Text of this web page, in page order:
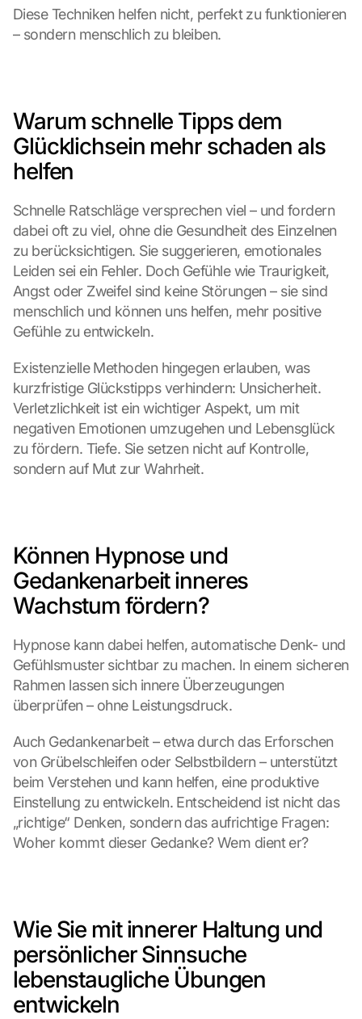
Diese Techniken helfen nicht, perfekt zu funktionieren
– sondern menschlich zu bleiben.
Warum schnelle Tipps dem
Glücklichsein mehr schaden als
helfen
Schnelle Ratschläge versprechen viel – und fordern
dabei oft zu viel, ohne die Gesundheit des Einzelnen
zu berücksichtigen. Sie suggerieren, emotionales
Leiden sei ein Fehler. Doch Gefühle wie Traurigkeit,
Angst oder Zweifel sind keine Störungen – sie sind
menschlich und können uns helfen, mehr positive
Gefühle zu entwickeln.
Existenzielle Methoden hingegen erlauben, was
kurzfristige Glückstipps verhindern: Unsicherheit.
Verletzlichkeit ist ein wichtiger Aspekt, um mit
negativen Emotionen umzugehen und Lebensglück
zu fördern. Tiefe. Sie setzen nicht auf Kontrolle,
sondern auf Mut zur Wahrheit.
Können Hypnose und
Gedankenarbeit inneres
Wachstum fördern?
Hypnose kann dabei helfen, automatische Denk- und
Gefühlsmuster sichtbar zu machen. In einem sicheren
Rahmen lassen sich innere Überzeugungen
überprüfen – ohne Leistungsdruck.
Auch Gedankenarbeit – etwa durch das Erforschen
von Grübelschleifen oder Selbstbildern – unterstützt
beim Verstehen und kann helfen, eine produktive
Einstellung zu entwickeln. Entscheidend ist nicht das
„richtige“ Denken, sondern das aufrichtige Fragen:
Woher kommt dieser Gedanke? Wem dient er?
Wie Sie mit innerer Haltung und
persönlicher Sinnsuche
lebenstaugliche Übungen
entwickeln